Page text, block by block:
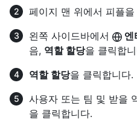
페이지 맨 위에서 피플
왼쪽 사이드바에서
엔
음, 역할 할당을 클릭합
역할 할당을 클릭합니다.
사용자 또는 팀 및 받을
을 클릭합니다.